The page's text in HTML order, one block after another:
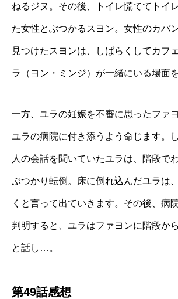
ねるジヌ。その後、トイレ慌ててトイ
た女性とぶつかるスヨン。女性のカバ
見つけたスヨンは、しばらくしてカフ
ラ（ヨン・ミンジ）が一緒にいる場面
一方、ユラの妊娠を不審に思ったファ
ユラの病院に付き添うよう命じます。
人の会話を聞いていたユラは、階段で
ぶつかり転倒。床に倒れ込んだユラは
くと言って出ていきます。その後、病
判明すると、ユラはファヨンに階段か
と話し…。
第49話感想